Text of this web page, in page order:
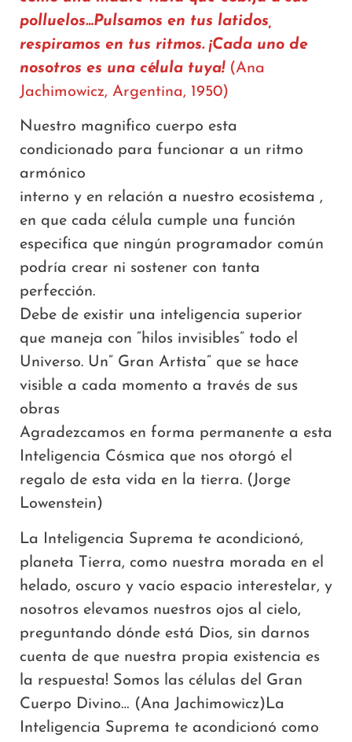
polluelos…Pulsamos en tus latidos,
respiramos en tus ritmos. ¡Cada uno de
nosotros es una célula tuya! (Ana
Jachimowicz, Argentina, 1950)
Nuestro magnifico cuerpo esta
condicionado para funcionar a un ritmo
armónico
interno y en relación a nuestro ecosistema ,
en que cada célula cumple una función
especifica que ningún programador común
podría crear ni sostener con tanta
perfección.
Debe de existir una inteligencia superior
que maneja con “hilos invisibles” todo el
Universo. Un” Gran Artista” que se hace
visible a cada momento a través de sus
obras
Agradezcamos en forma permanente a esta
Inteligencia Cósmica que nos otorgó el
regalo de esta vida en la tierra. (Jorge
Lowenstein)
La Inteligencia Suprema te acondicionó,
planeta Tierra, como nuestra morada en el
helado, oscuro y vacío espacio interestelar, y
nosotros elevamos nuestros ojos al cielo,
preguntando dónde está Dios, sin darnos
cuenta de que nuestra propia existencia es
la respuesta! Somos las células del Gran
Cuerpo Divino… (Ana Jachimowicz)La
Inteligencia Suprema te acondicionó como